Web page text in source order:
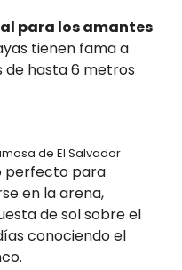
para los amantes
tienen fama a
de hasta 6 metros
de El Salvador
perfecto para
en la arena,
de sol sobre el
conociendo el